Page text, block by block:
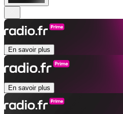
En savoir plus
En savoir plus